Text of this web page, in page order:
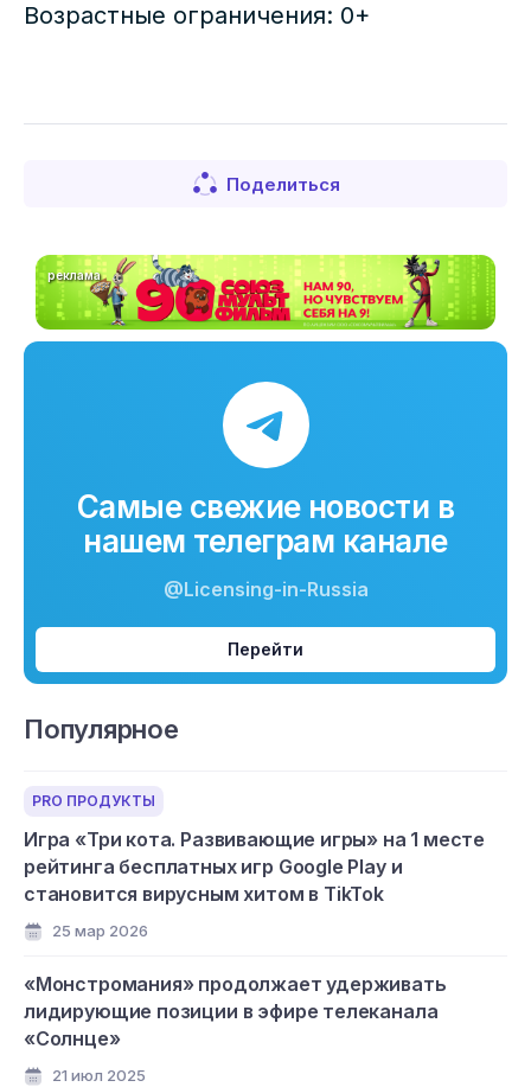
Возрастные ограничения: 0+
Поделиться
реклама
Самые свежие новости в
нашем телеграм канале
@Licensing-in-Russia
Перейти
Популярное
PRO ПРОДУКТЫ
Игра «Три кота. Развивающие игры» на 1 месте
рейтинга бесплатных игр Google Play и
становится вирусным хитом в TikTok
25 мар 2026
«Монстромания» продолжает удерживать
лидирующие позиции в эфире телеканала
«Солнце»
21 июл 2025